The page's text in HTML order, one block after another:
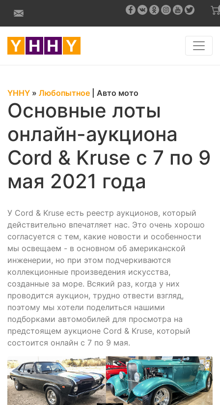
YHHY » Любопытное Авто мото
Основные лоты
онлайн-аукциона
Cord & Kruse с 7 по 9
мая 2021 года
У Cord & Kruse есть реестр аукционов, который
действительно впечатляет нас. Это очень хорошо
согласуется с тем, какие новости и особенности
мы освещаем - в основном об американской
инженерии, но при этом подчеркиваются
коллекционные произведения искусства,
созданные за море. Всякий раз, когда у них
проводится аукцион, трудно отвести взгляд,
поэтому мы хотели поделиться нашими
подборками автомобилей для просмотра на
предстоящем аукционе Cord & Kruse, который
состоится онлайн с 7 по 9 мая.